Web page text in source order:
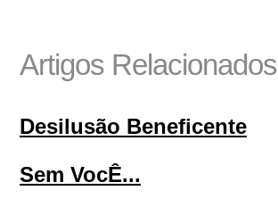
Artigos Relacionados
Desilusão Beneficente
Sem VocÊ...